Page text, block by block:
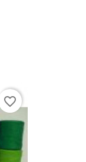
favorite_border